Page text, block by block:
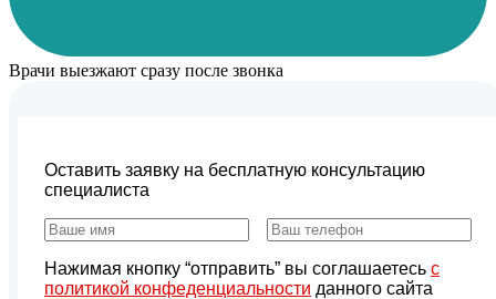
Врачи выезжают сразу после звонка
Оставить заявку на бесплатную консультацию
специалиста
Нажимая кнопку “отправить” вы соглашаетесь с
политикой конфеденциальности данного сайта